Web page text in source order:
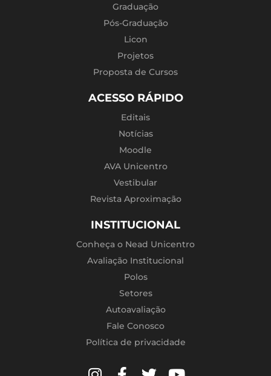
Graduação
Pós-Graduação
Licon
Projetos
Proposta de Cursos
ACESSO RÁPIDO
Editais
Notícias
Moodle
AVA Unicentro
Vestibular
Revista Aproximação
INSTITUCIONAL
Conheça o Nead Unicentro
Avaliação Institucional
Polos
Setores
Autoavaliação
Fale Conosco
Política de privacidade